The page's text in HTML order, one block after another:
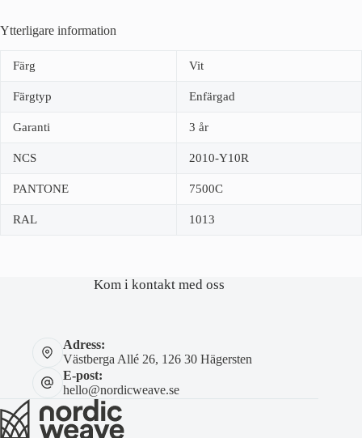
Ytterligare information
Färg Vit
Färgtyp Enfärgad
Garanti 3 år
NCS 2010-Y10R
PANTONE 7500C
RAL 1013
Kom i kontakt med oss
Adress:
Västberga Allé 26, 126 30 Hägersten
E-post:
hello@nordicweave.se